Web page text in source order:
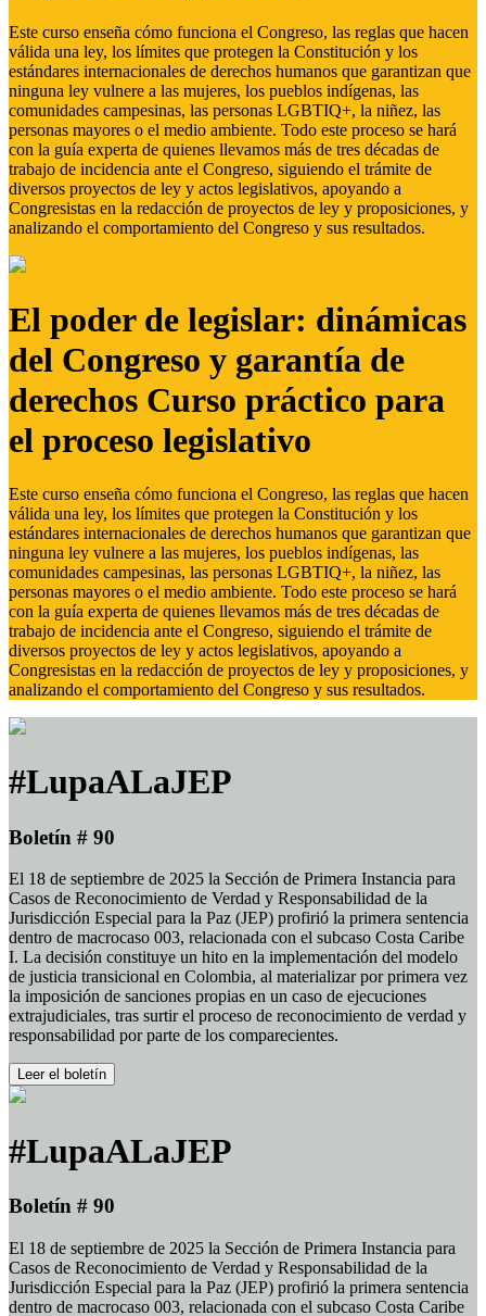
Este curso enseña cómo funciona el Congreso, las reglas que hacen
válida una ley, los límites que protegen la Constitución y los
estándares internacionales de derechos humanos que garantizan que
ninguna ley vulnere a las mujeres, los pueblos indígenas, las
comunidades campesinas, las personas LGBTIQ+, la niñez, las
personas mayores o el medio ambiente. Todo este proceso se hará
con la guía experta de quienes llevamos más de tres décadas de
trabajo de incidencia ante el Congreso, siguiendo el trámite de
diversos proyectos de ley y actos legislativos, apoyando a
Congresistas en la redacción de proyectos de ley y proposiciones, y
analizando el comportamiento del Congreso y sus resultados.
El poder de legislar: dinámicas
del Congreso y garantía de
derechos Curso práctico para
el proceso legislativo
Este curso enseña cómo funciona el Congreso, las reglas que hacen
válida una ley, los límites que protegen la Constitución y los
estándares internacionales de derechos humanos que garantizan que
ninguna ley vulnere a las mujeres, los pueblos indígenas, las
comunidades campesinas, las personas LGBTIQ+, la niñez, las
personas mayores o el medio ambiente. Todo este proceso se hará
con la guía experta de quienes llevamos más de tres décadas de
trabajo de incidencia ante el Congreso, siguiendo el trámite de
diversos proyectos de ley y actos legislativos, apoyando a
Congresistas en la redacción de proyectos de ley y proposiciones, y
analizando el comportamiento del Congreso y sus resultados.
#LupaALaJEP
Boletín # 90
El 18 de septiembre de 2025 la Sección de Primera Instancia para
Casos de Reconocimiento de Verdad y Responsabilidad de la
Jurisdicción Especial para la Paz (JEP) profirió la primera sentencia
dentro de macrocaso 003, relacionada con el subcaso Costa Caribe
I. La decisión constituye un hito en la implementación del modelo
de justicia transicional en Colombia, al materializar por primera vez
la imposición de sanciones propias en un caso de ejecuciones
extrajudiciales, tras surtir el proceso de reconocimiento de verdad y
responsabilidad por parte de los comparecientes.
Leer el boletín
#LupaALaJEP
Boletín # 90
El 18 de septiembre de 2025 la Sección de Primera Instancia para
Casos de Reconocimiento de Verdad y Responsabilidad de la
Jurisdicción Especial para la Paz (JEP) profirió la primera sentencia
dentro de macrocaso 003, relacionada con el subcaso Costa Caribe